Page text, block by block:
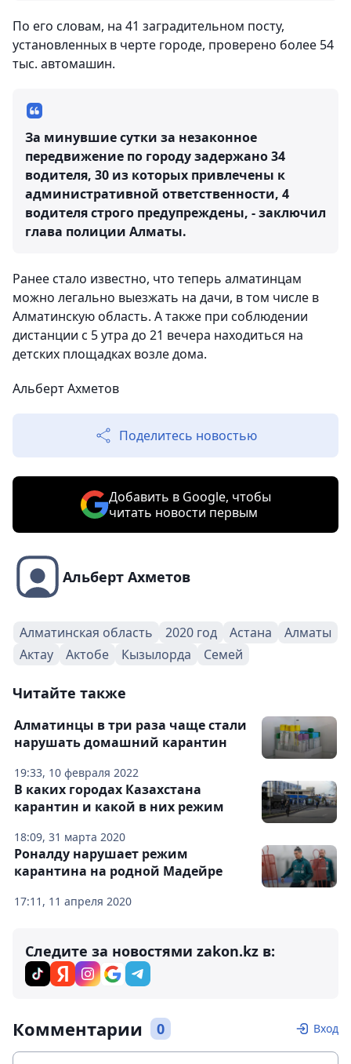
По его словам, на 41 заградительном посту,
установленных в черте городе, проверено более 54
тыс. автомашин.
За минувшие сутки за незаконное
передвижение по городу задержано 34
водителя, 30 из которых привлечены к
административной ответственности, 4
водителя строго предупреждены, - заключил
глава полиции Алматы.
Ранее стало известно, что теперь алматинцам
можно легально выезжать на дачи, в том числе в
Алматинскую область. А также при соблюдении
дистанции с 5 утра до 21 вечера находиться на
детских площадках возле дома.
Альберт Ахметов
Поделитесь новостью
Добавить в Google, чтобы
читать новости первым
Альберт Ахметов
Алматинская область 2020 год Астана
Алматы
Актау
Актобе Кызылорда Семей
Читайте также
19:33, 10 февраля 2022
Алматинцы в три раза чаще стали
нарушать домашний карантин
18:09, 31 марта 2020
В каких городах Казахстана
карантин и какой в них режим
17:11, 11 апреля 2020
Роналду нарушает режим
карантина на родной Мадейре
Следите за новостями zakon.kz в:
Комментарии 0 Вход